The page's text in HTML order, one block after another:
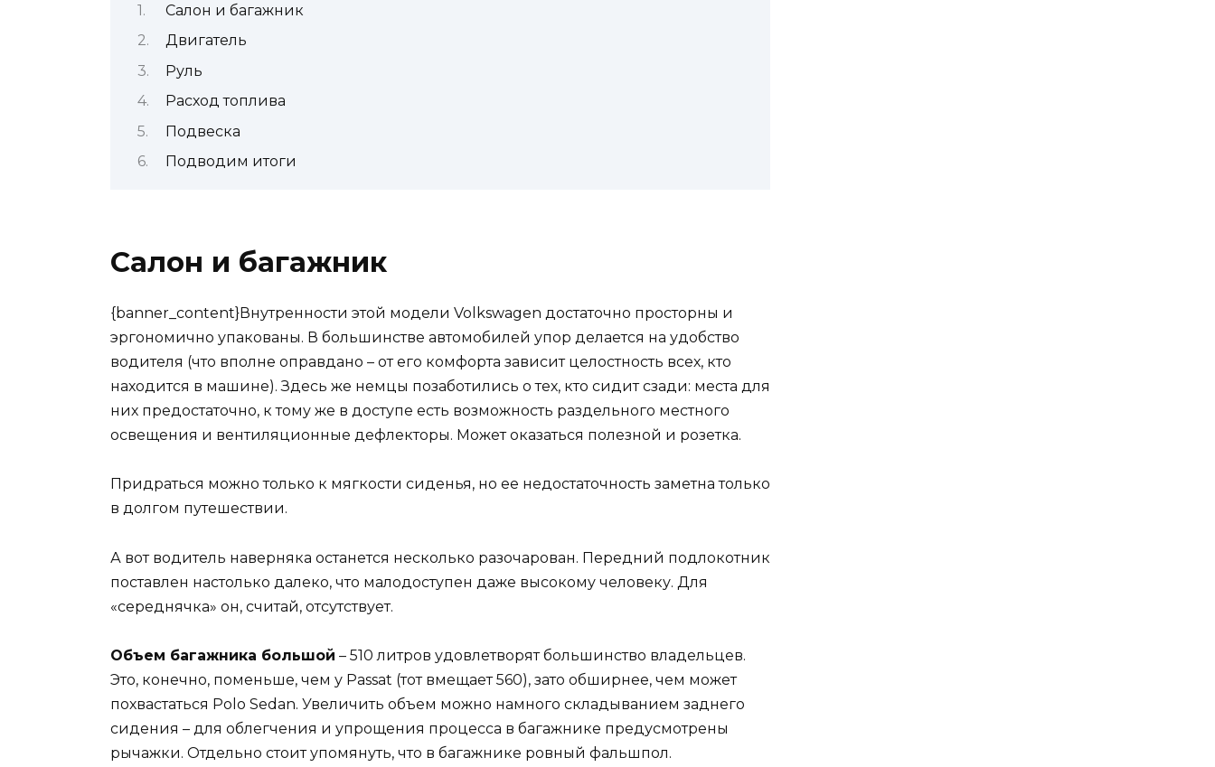
Салон и багажник
Двигатель
Руль
Расход топлива
Подвеска
Подводим итоги
Салон и багажник
{banner_content}Внутренности этой модели Volkswagen достаточно просторны и
эргономично упакованы. В большинстве автомобилей упор делается на удобство
водителя (что вполне оправдано – от его комфорта зависит целостность всех, кто
находится в машине). Здесь же немцы позаботились о тех, кто сидит сзади: места для
них предостаточно, к тому же в доступе есть возможность раздельного местного
освещения и вентиляционные дефлекторы. Может оказаться полезной и розетка.
Придраться можно только к мягкости сиденья, но ее недостаточность заметна только
в долгом путешествии.
А вот водитель наверняка останется несколько разочарован. Передний подлокотник
поставлен настолько далеко, что малодоступен даже высокому человеку. Для
«середнячка» он, считай, отсутствует.
Объем багажника большой – 510 литров удовлетворят большинство владельцев.
Это, конечно, поменьше, чем у Passat (тот вмещает 560), зато обширнее, чем может
похвастаться Polo Sedan. Увеличить объем можно намного складыванием заднего
сидения – для облегчения и упрощения процесса в багажнике предусмотрены
рычажки. Отдельно стоит упомянуть, что в багажнике ровный фальшпол.